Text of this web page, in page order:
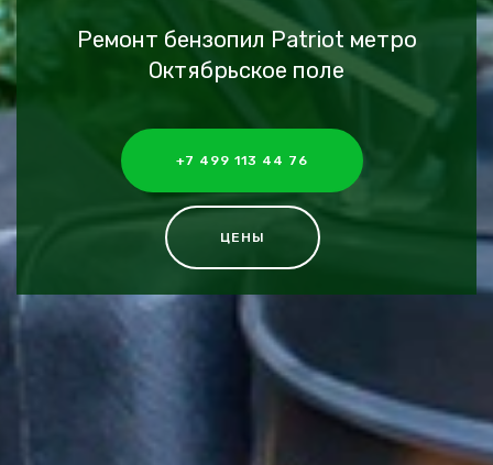
Ремонт бензопил Patriot метро
Октябрьское поле
+7 499 113 44 76
ЦЕНЫ